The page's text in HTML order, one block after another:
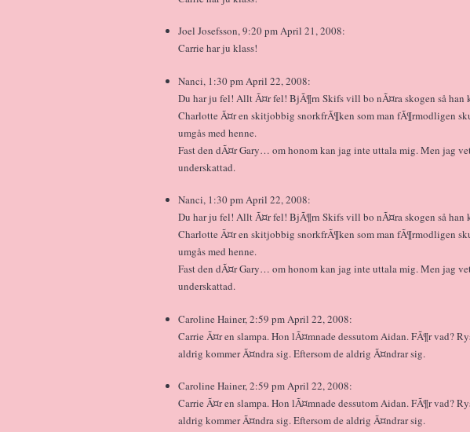
Joel Josefsson, 9:20 pm April 21, 2008:
Carrie har ju klass!
Nanci, 1:30 pm April 22, 2008:
Du har ju fel! Allt Ã¤r fel! BjÃ¶rn Skifs vill bo nÃ¤ra skogen så han
Charlotte Ã¤r en skitjobbig snorkfrÃ¶ken som man fÃ¶rmodligen
umgås med henne.
Fast den dÃ¤r Gary… om honom kan jag inte uttala mig. Men jag
underskattad.
Nanci, 1:30 pm April 22, 2008:
Du har ju fel! Allt Ã¤r fel! BjÃ¶rn Skifs vill bo nÃ¤ra skogen så han
Charlotte Ã¤r en skitjobbig snorkfrÃ¶ken som man fÃ¶rmodligen
umgås med henne.
Fast den dÃ¤r Gary… om honom kan jag inte uttala mig. Men jag
underskattad.
Caroline Hainer, 2:59 pm April 22, 2008:
Carrie Ã¤r en slampa. Hon lÃ¤mnade dessutom Aidan. FÃ¶r vad?
aldrig kommer Ã¤ndra sig. Eftersom de aldrig Ã¤ndrar sig.
Caroline Hainer, 2:59 pm April 22, 2008:
Carrie Ã¤r en slampa. Hon lÃ¤mnade dessutom Aidan. FÃ¶r vad?
aldrig kommer Ã¤ndra sig. Eftersom de aldrig Ã¤ndrar sig.